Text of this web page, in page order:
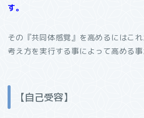
す。
その『共同体感覚』を高めるにはこ
考え方を実行する事によって高める事
【自己受容】